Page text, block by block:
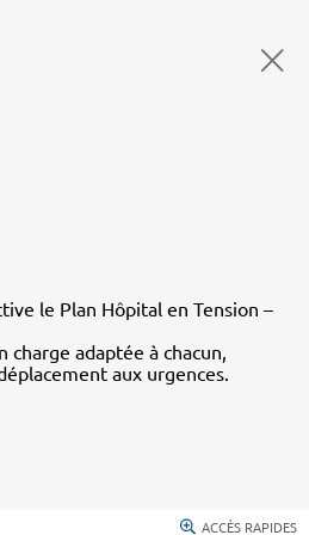
le Plan Hôpital en Tension –
charge adaptée à chacun,
aux urgences.
ACCÈS RAPIDES